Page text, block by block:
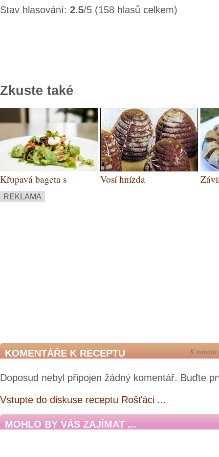
Stav hlasování: 2.5/5 (158 hlasů celkem)
Zkuste také
Křupavá bageta s
tuňákem Rio Mare,
zastřeným křepelčím
Vosí hnízda
REKLAMA
KOMENTÁŘE K RECEPTU K tomuto
Doposud nebyl připojen žádný komentář. Buďte
Vstupte do diskuse receptu Rošťáci ...
MOHLO BY VÁS ZAJÍMAT ...